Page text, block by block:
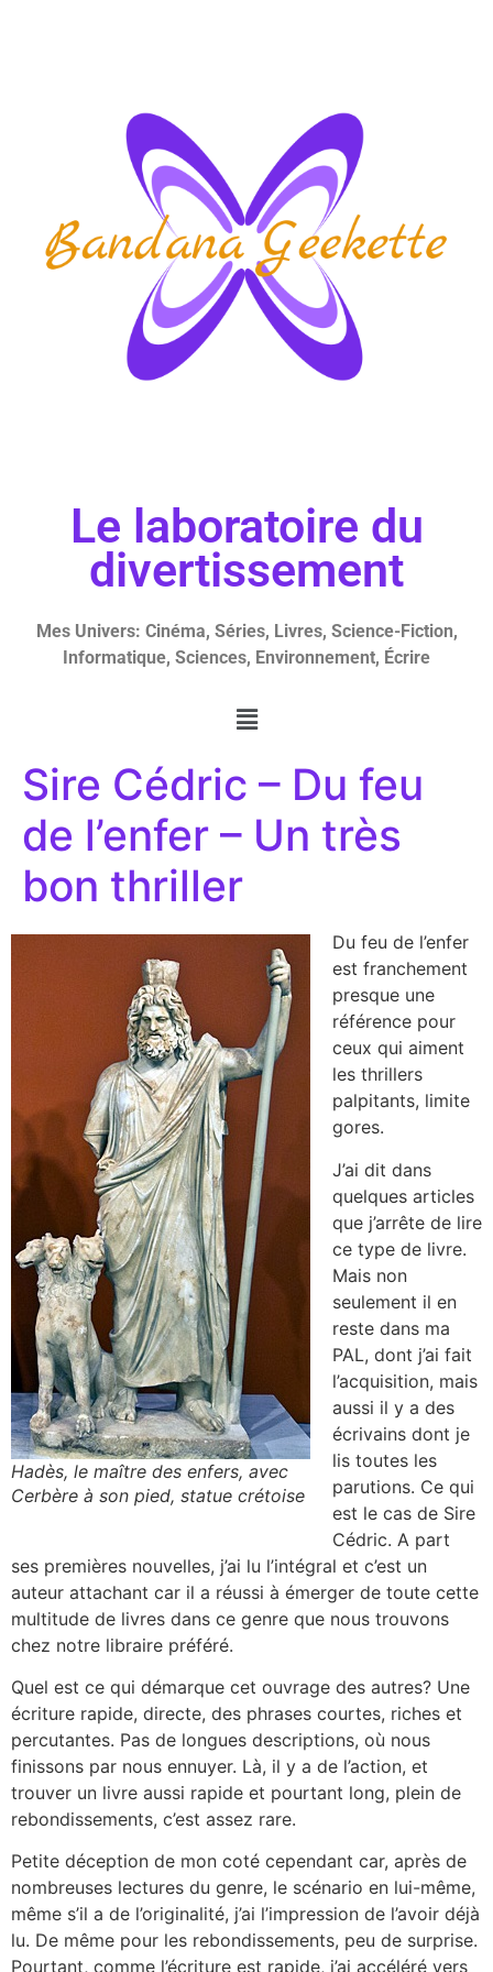
Le laboratoire du
divertissement
Mes Univers: Cinéma, Séries, Livres, Science-Fiction,
Informatique, Sciences, Environnement, Écrire
Sire Cédric – Du feu
de l’enfer – Un très
bon thriller
Hadès, le maître des enfers, avec
Cerbère à son pied, statue crétoise
Du feu de l’enfer
est franchement
presque une
référence pour
ceux qui aiment
les thrillers
palpitants, limite
gores.
J’ai dit dans
quelques articles
que j’arrête de lire
ce type de livre.
Mais non
seulement il en
reste dans ma
PAL, dont j’ai fait
l’acquisition, mais
aussi il y a des
écrivains dont je
lis toutes les
parutions. Ce qui
est le cas de Sire
Cédric. A part
ses premières nouvelles, j’ai lu l’intégral et c’est un
auteur attachant car il a réussi à émerger de toute cette
multitude de livres dans ce genre que nous trouvons
chez notre libraire préféré.
Quel est ce qui démarque cet ouvrage des autres? Une
écriture rapide, directe, des phrases courtes, riches et
percutantes. Pas de longues descriptions, où nous
finissons par nous ennuyer. Là, il y a de l’action, et
trouver un livre aussi rapide et pourtant long, plein de
rebondissements, c’est assez rare.
Petite déception de mon coté cependant car, après de
nombreuses lectures du genre, le scénario en lui-même,
même s’il a de l’originalité, j’ai l’impression de l’avoir déjà
lu. De même pour les rebondissements, peu de surprise.
Pourtant, comme l’écriture est rapide, j’ai accéléré vers